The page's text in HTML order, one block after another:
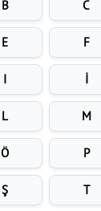
B C
E F
I İ
L M
Ö P
Ş T